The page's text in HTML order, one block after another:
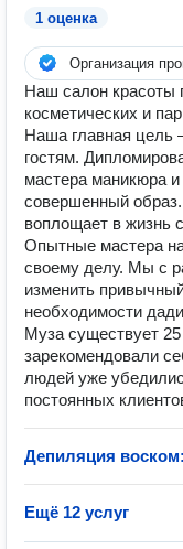
1 оценка
Организация
Наш салон красоты
косметических и
Наша главная цель
гостям.
мастера маникюра
совершенный
воплощает в жизнь
Опытные мастера
своему делу. Мы с
изменить
необходимости
Муза существует
зарекомендовали
людей уже
постоянных
Депиляция
Ещё 12 услуг